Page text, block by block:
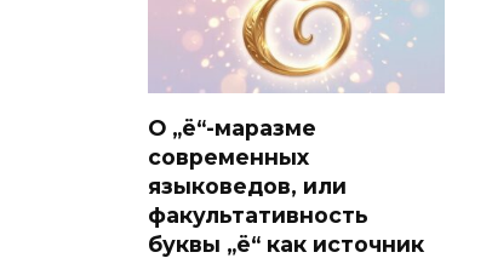
О „ё“-маразме
современных
языковедов, или
факультативность
буквы „ё“ как источник